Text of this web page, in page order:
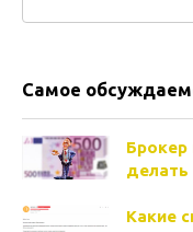
Самое
делать
Какие